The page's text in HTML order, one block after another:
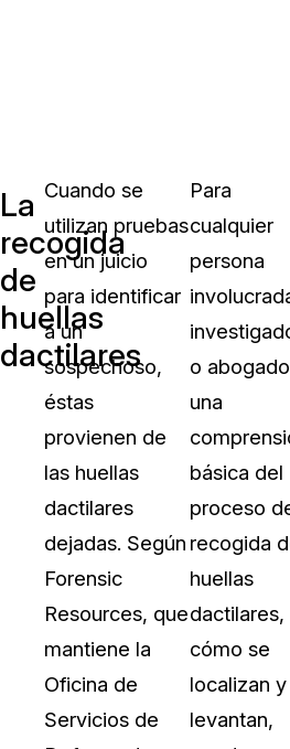
La
recogida
de
huellas
dactilares
Cuando se
utilizan pruebas
en un juicio
para identificar
a un
sospechoso,
éstas
provienen de
las huellas
dactilares
dejadas. Según
Forensic
Resources, que
mantiene la
Oficina de
Servicios de
Para
cualquier
persona
o
una
básica del
proceso
recogida
huellas
dactilares,
cómo se
localizan y
levantan,